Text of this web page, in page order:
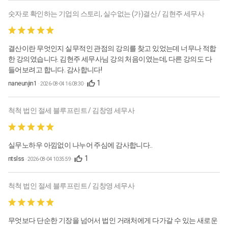
숫자로 확인하는 기업의 스토리, 실수없는 (가)결산 / 김현주 세무사
결산이란 무엇인지 실무적인 관점의 강의를 찾고 있었는데 너무나 적합
한 강의였습니다. 김현주 세무사님 강의 처음이였는데, 다른 강의도 다
들어보려고 합니다. 감사합니다!
naneunjin1 · 2026-08-04 16:08:30 · 1
척척 법인 절세 블루프린트 / 김창영 세무사
실무노하우 아낌없이 나누어 주심에 감사합니다..
ntslss · 2026-08-04 10:35:59 · 1
척척 법인 절세 블루프린트 / 김창영 세무사
무엇보다 단순한 기장을 넘어서 법인 거래처에게 다가갈 수 있는 새로운